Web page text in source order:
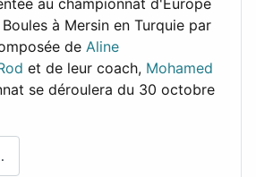
à Mersin en Turquie par
de Aline
et de leur coach, Mohamed
se déroulera du 30 octobre